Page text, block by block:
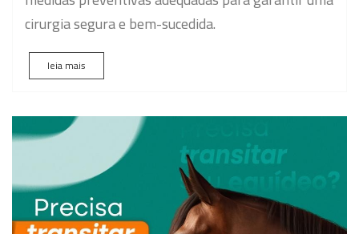
cirurgia segura e bem-sucedida.
leia mais